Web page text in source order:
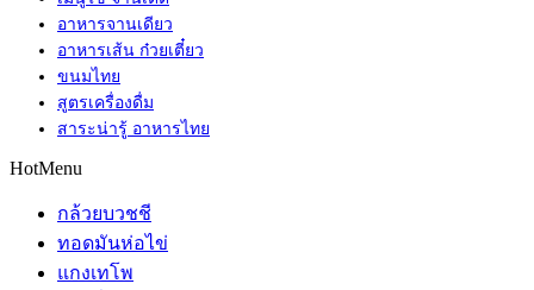
อาหารจานเดียว
อาหารเส้น ก๋วยเตี๋ยว
ขนมไทย
สูตรเครื่องดื่ม
สาระน่ารู้ อาหารไทย
HotMenu
กล้วยบวชชี
ทอดมันห่อไข่
แกงเทโพ